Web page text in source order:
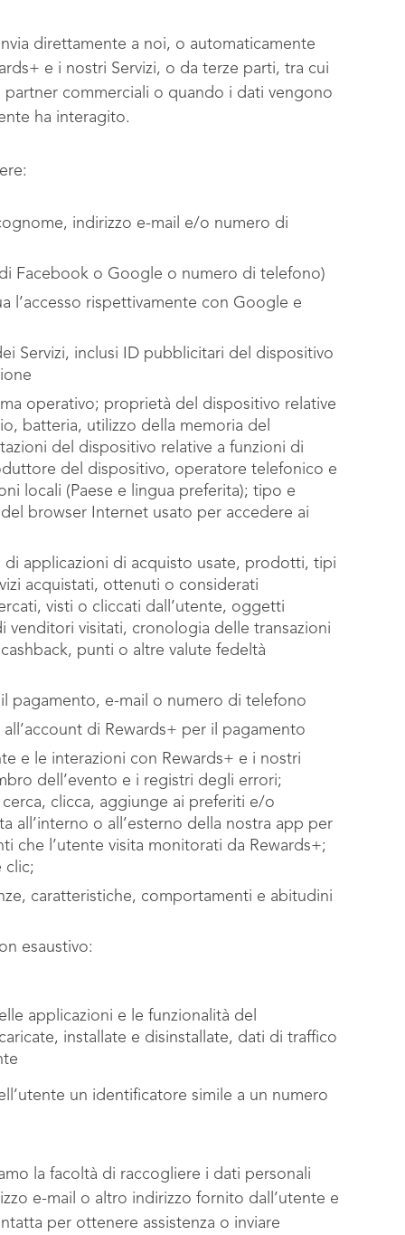
direttamente a noi, o automaticamente
e i nostri Servizi, o da terze parti, tra cui
partner commerciali o quando i dati vengono
ha interagito.
indirizzo e-mail e/o numero di
Facebook o Google o numero di telefono)
l’accesso rispettivamente con Google e
Servizi, inclusi ID pubblicitari del dispositivo
operativo; proprietà del dispositivo relative
batteria, utilizzo della memoria del
del dispositivo relative a funzioni di
del dispositivo, operatore telefonico e
locali (Paese e lingua preferita); tipo e
browser Internet usato per accedere ai
di applicazioni di acquisto usate, prodotti, tipi
acquistati, ottenuti o considerati
visti o cliccati dall’utente, oggetti
venditori visitati, cronologia delle transazioni
punti o altre valute fedeltà
pagamento, e-mail o numero di telefono
di Rewards+ per il pagamento
e le interazioni con Rewards+ e i nostri
dell’evento e i registri degli errori;
clicca, aggiunge ai preferiti e/o
all’interno o all’esterno della nostra app per
che l’utente visita monitorati da Rewards+;
clic;
caratteristiche, comportamenti e abitudini
esaustivo:
applicazioni e le funzionalità del
installate e disinstallate, dati di traffico
un identificatore simile a un numero
la facoltà di raccogliere i dati personali
e-mail o altro indirizzo fornito dall’utente e
per ottenere assistenza o inviare